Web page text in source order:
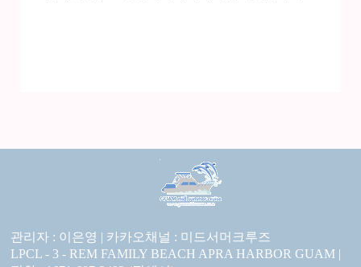
관리자 : 이은영 | 카카오채널 : 미드서머크루즈
LPCL - 3 - REM FAMILY BEACH APRA HARBOR GUAM |